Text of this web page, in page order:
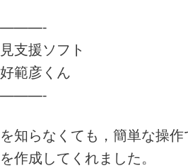
支援ソフト
範彦くん
知らなくても，簡単な操
作成してくれました。